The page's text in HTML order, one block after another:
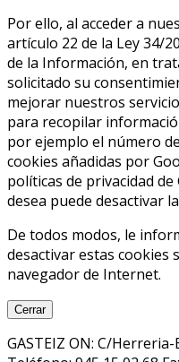
Por ello, al acceder a
artículo 22 de la Ley 34/
de la Información, en
solicitado su
mejorar nuestros
para recopilar
por ejemplo el número
cookies añadidas por
políticas de privacidad
desea puede desactivar
De todos modos, le
desactivar estas cookies
navegador de Internet.
Cerrar
GASTEIZ ON: C/